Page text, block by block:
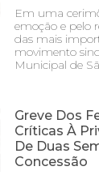
Em uma
emoção e pelo
das mais
movimento
Municipal de
Greve Dos
Críticas À
De Duas
Concessão